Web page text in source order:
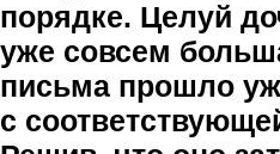
порядке. Целуй
уже совсем
письма прошло
с